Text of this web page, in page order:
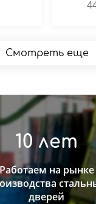
Смотреть еще
10 лет
Работаем на рынке
дверей